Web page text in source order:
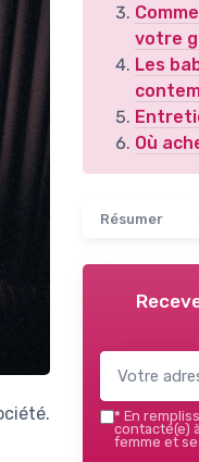
votre
Les
Où
Résumer
* En
contacté(e)
femme et